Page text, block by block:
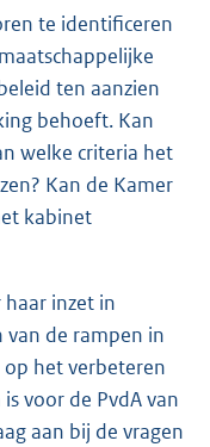
te identificeren
ten aanzien
behoeft. Kan
welke criteria het
Kan de Kamer
kabinet
inzet in
van de rampen in
op het verbeteren
voor de PvdA van
aan bij de vragen